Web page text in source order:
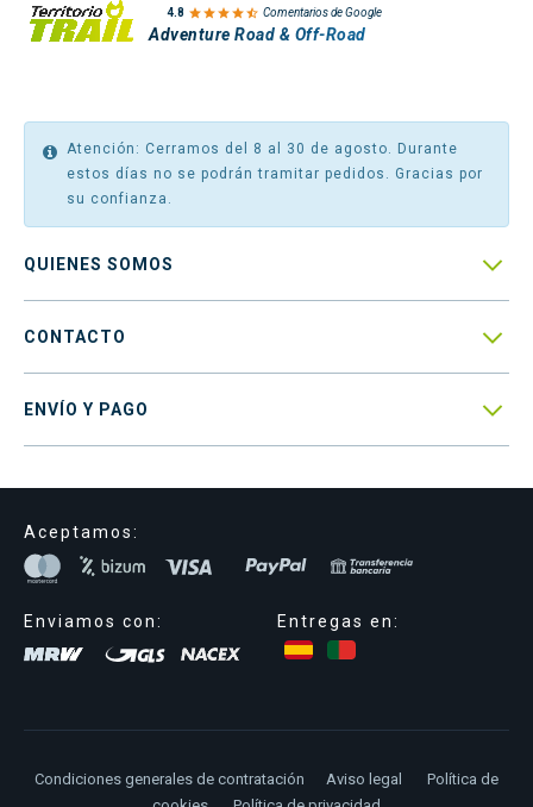
4.8  Comentarios de Google
Adventure Road & Off-Road
Atención: Cerramos del 8 al 30 de agosto. Durante
estos días no se podrán tramitar pedidos. Gracias por
su confianza.
QUIENES SOMOS 
CONTACTO 
ENVÍO Y PAGO 
Aceptamos:
Enviamos con: Entregas en:
Condiciones generales de contratación Aviso legal
Política de